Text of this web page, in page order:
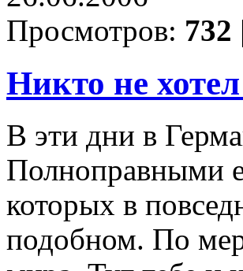
Просмотров: 732 |
Никто не
В эти дни в
Полноправными
которых в
подобном. По